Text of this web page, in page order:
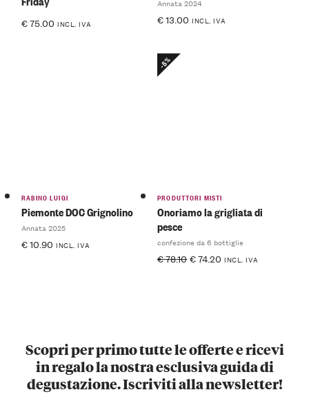
€75.00 INCL. IVA
Annata 2024
€13.00 INCL. IVA
RABINO LUIGI
Piemonte DOC Grignolino
Annata 2025
€10.90 INCL. IVA
-5%
PRODUTTORI MISTI
Onoriamo la grigliata di
pesce
confezione da 6 bottiglie
€78.10 €74.20 INCL. IVA
Scopri per primo tutte le offerte e ricevi
in regalo la nostra esclusiva guida di
degustazione. Iscriviti alla newsletter!